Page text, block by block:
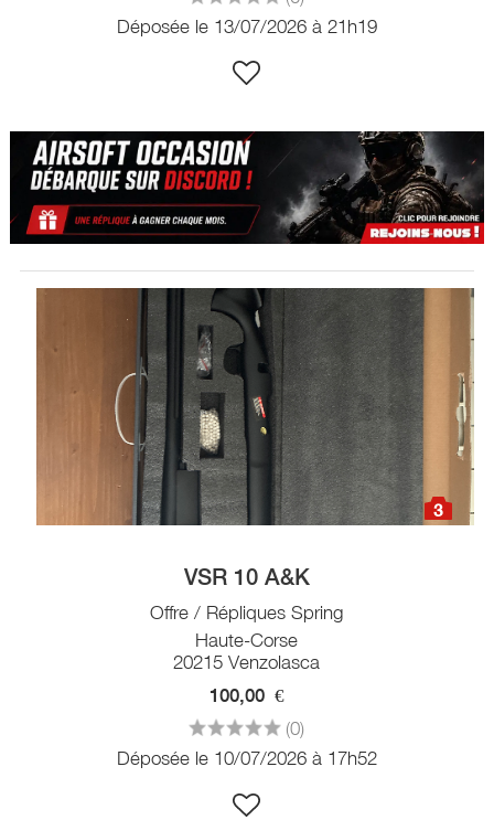
Déposée le 13/07/2026 à 21h19
3
VSR 10 A&K
Offre / Répliques Spring
Haute-Corse
20215 Venzolasca
100,00 €
(0)
Déposée le 10/07/2026 à 17h52